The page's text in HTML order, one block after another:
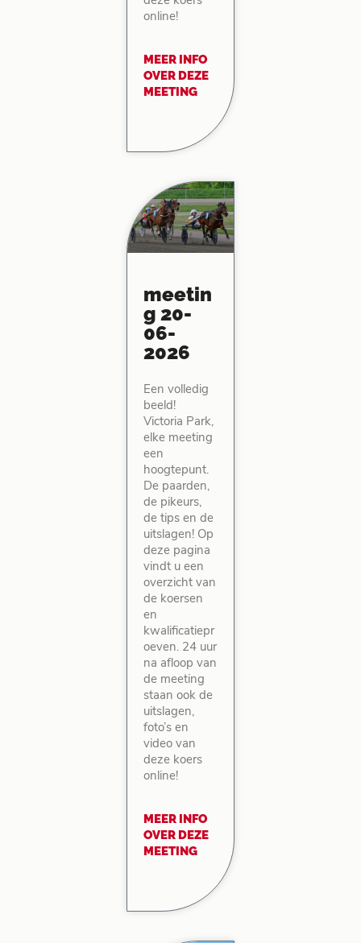
online!
MEER INFO
OVER DEZE
MEETING
meetin
g 20-
06-
2026
Een volledig
beeld!
Victoria Park,
elke meeting
een
hoogtepunt.
De paarden,
de pikeurs,
de tips en de
uitslagen! Op
deze pagina
vindt u een
overzicht van
de koersen
en
kwalificatiepr
oeven. 24 uur
na afloop van
de meeting
staan ook de
uitslagen,
foto’s en
video van
deze koers
online!
MEER INFO
OVER DEZE
MEETING